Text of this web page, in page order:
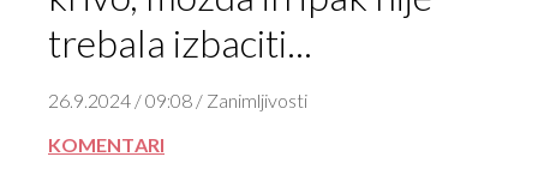
trebala izbaciti...
26.9.2024 / 09:08 / Zanimljivosti
KOMENTARI